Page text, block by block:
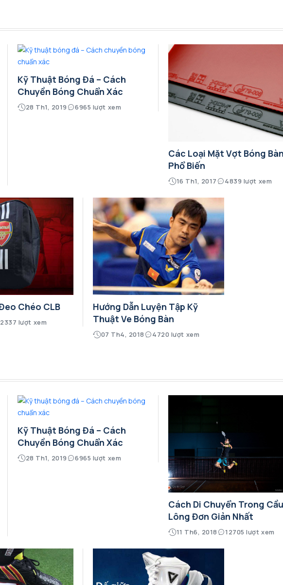
Kỹ Thuật Bóng Đá – Cách
Chuyền Bóng Chuẩn Xác
28 Th1, 2019 6965 lượt xem
Các Loại Mặt Vợt Bóng Bàn
Phổ Biến
16 Th1, 2017 4839 lượt xem
Chéo CLB
2337 lượt xem
Hướng Dẫn Luyện Tập Kỹ
Thuật Ve Bóng Bàn
07 Th4, 2018 4720 lượt xem
Kỹ Thuật Bóng Đá – Cách
Chuyền Bóng Chuẩn Xác
28 Th1, 2019 6965 lượt xem
Cách Di Chuyển Trong Cầu
Lông Đơn Giản Nhất
11 Th6, 2018 12705 lượt xem